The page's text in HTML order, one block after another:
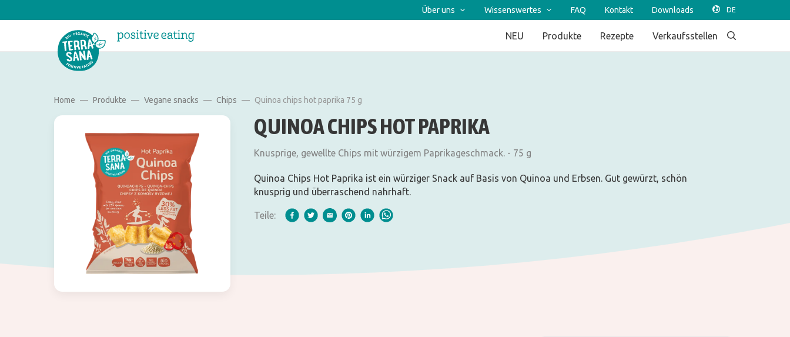
Über uns Wissenswertes FAQ Kontakt Downloads
NEU Produkte Rezepte Verkaufsstellen
Home Produkte Vegane snacks Chips Quinoa chips hot paprika 75 g
QUINOA CHIPS HOT PAPRIKA
Knusprige, gewellte Chips mit würzigem Paprikageschmack. - 75 g
Quinoa Chips Hot Paprika ist ein würziger Snack auf Basis von Quinoa und Erbsen. Gut gewürzt, schön
knusprig und überraschend nahrhaft.
Teile: